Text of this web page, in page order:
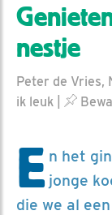
nestje
Peter de Vries,
ik leuk
E n het
jonge
die we al